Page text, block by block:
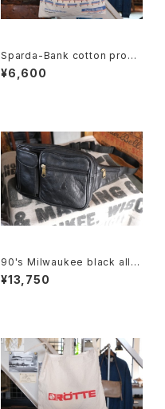
Sparda-Bank cotton prom
otional shoulder Bag
¥6,600
90's Milwaukee black all-l
eather fanny Pack
¥13,750